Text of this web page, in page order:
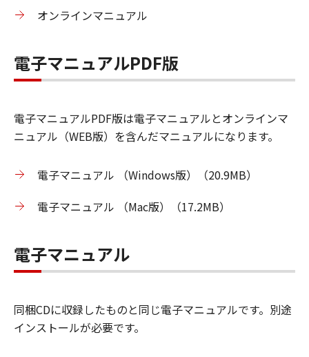
オンラインマニュアル
電子マニュアルPDF版
電子マニュアルPDF版は電子マニュアルとオンラインマ
ニュアル（WEB版）を含んだマニュアルになります。
電子マニュアル （Windows版）（20.9MB）
電子マニュアル （Mac版）（17.2MB）
電子マニュアル
同梱CDに収録したものと同じ電子マニュアルです。別途
インストールが必要です。